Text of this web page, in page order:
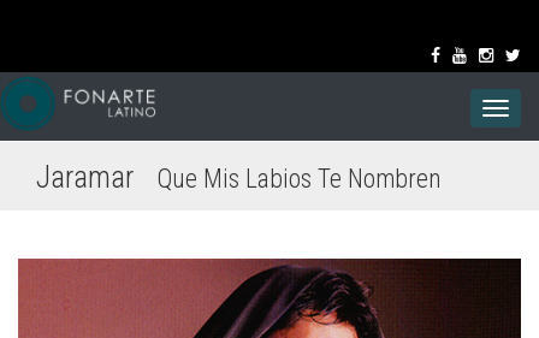
Jaramar Que Mis Labios Te Nombren